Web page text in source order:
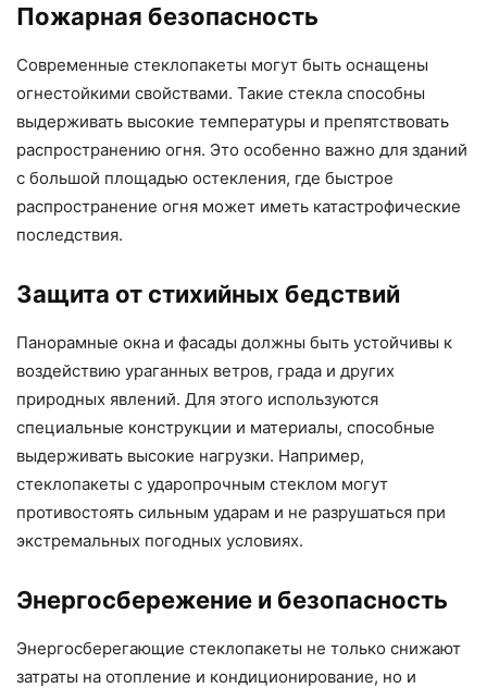
Пожарная безопасность
Современные стеклопакеты могут быть оснащены
огнестойкими свойствами. Такие стекла способны
выдерживать высокие температуры и препятствовать
распространению огня. Это особенно важно для зданий
с большой площадью остекления, где быстрое
распространение огня может иметь катастрофические
последствия.
Защита от стихийных бедствий
Панорамные окна и фасады должны быть устойчивы к
воздействию ураганных ветров, града и других
природных явлений. Для этого используются
специальные конструкции и материалы, способные
выдерживать высокие нагрузки. Например,
стеклопакеты с ударопрочным стеклом могут
противостоять сильным ударам и не разрушаться при
экстремальных погодных условиях.
Энергосбережение и безопасность
Энергосберегающие стеклопакеты не только снижают
затраты на отопление и кондиционирование, но и